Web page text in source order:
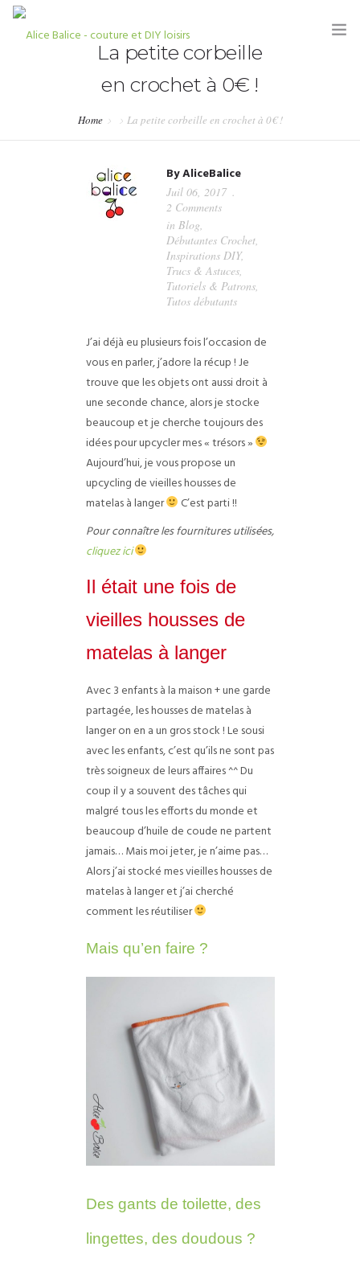
HOME
La petite corbeille
en crochet à 0€ !
Home La petite corbeille en crochet à 0€ !
ByAliceBalice
Juil 06, 2017
2 Comments
in Blog,
Débutantes Crochet,
Inspirations DIY,
Trucs & Astuces,
Tutoriels & Patrons,
Tutos débutants
J’ai déjà eu plusieurs fois l’occasion de
vous en parler, j’adore la récup ! Je
trouve que les objets ont aussi droit à
une seconde chance, alors je stocke
beaucoup et je cherche toujours des
idées pour upcycler mes « trésors »
Aujourd’hui, je vous propose un
upcycling de vieilles housses de
matelas à langer
C’est parti !!
Pour connaître les fournitures utilisées,
cliquez ici
Il était une fois de
vieilles housses de
matelas à langer
Avec 3 enfants à la maison + une garde
partagée, les housses de matelas à
langer on en a un gros stock ! Le sousi
avec les enfants, c’est qu’ils ne sont pas
très soigneux de leurs affaires ^^ Du
coup il y a souvent des tâches qui
malgré tous les efforts du monde et
beaucoup d’huile de coude ne partent
jamais… Mais moi jeter, je n’aime pas…
Alors j’ai stocké mes vieilles housses de
matelas à langer et j’ai cherché
comment les réutiliser
Mais qu’en faire ?
Des gants de toilette, des
lingettes, des doudous ?